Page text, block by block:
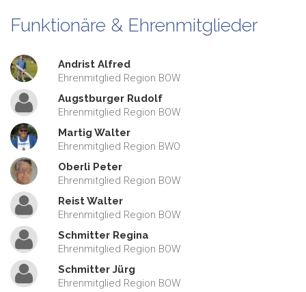
Funktionäre & Ehrenmitglieder
Andrist Alfred
Ehrenmitglied Region BOW
Augstburger Rudolf
Ehrenmitglied Region BOW
Martig Walter
Ehrenmitglied Region BWO
Oberli Peter
Ehrenmitglied Region BOW
Reist Walter
Ehrenmitglied Region BOW
Schmitter Regina
Ehrenmitglied Region BOW
Schmitter Jürg
Ehrenmitglied Region BOW